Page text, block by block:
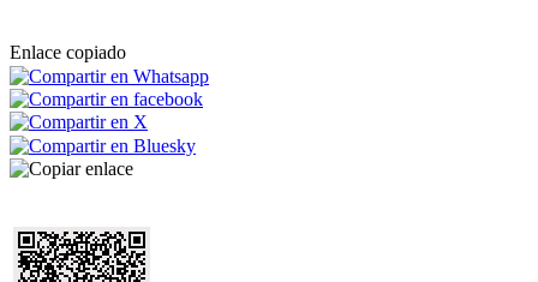
Enlace copiado